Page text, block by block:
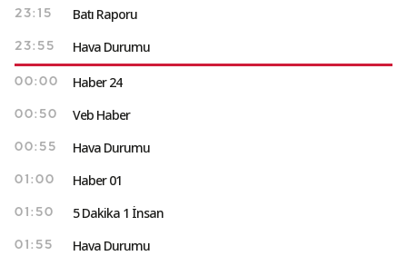
23:15 Batı Raporu
23:55 Hava Durumu
00:00 Haber 24
00:50 Veb Haber
00:55 Hava Durumu
01:00 Haber 01
01:50 5 Dakika 1 İnsan
01:55 Hava Durumu